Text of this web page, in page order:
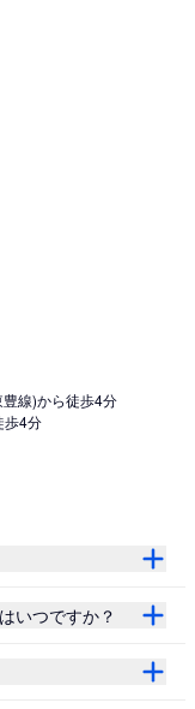
線)から徒歩4分
歩4分
いつですか？